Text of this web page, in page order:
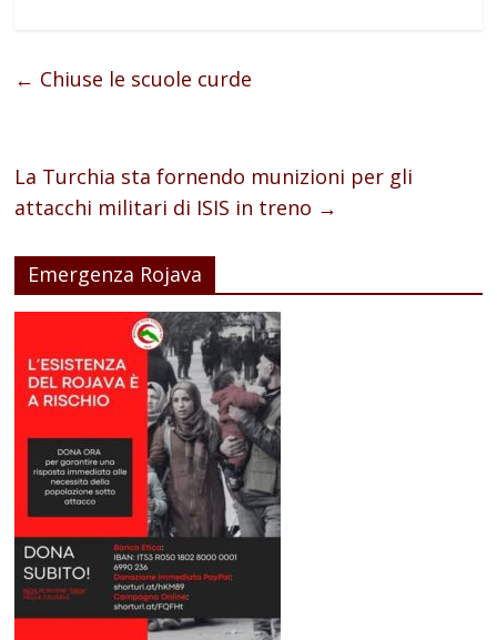
← Chiuse le scuole curde
La Turchia sta fornendo munizioni per gli
attacchi militari di ISIS in treno →
Emergenza Rojava